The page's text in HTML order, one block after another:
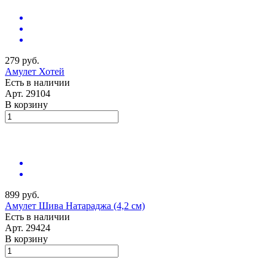
279 руб.
Амулет Хотей
Есть в наличии
Арт. 29104
В корзину
899 руб.
Амулет Шива Натараджа (4,2 см)
Есть в наличии
Арт. 29424
В корзину